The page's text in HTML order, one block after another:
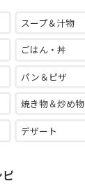
スープ＆汁物
ごはん・丼
パン＆ピザ
焼き物＆炒め物
デザート